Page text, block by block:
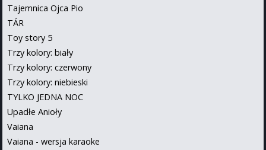
Tajemnica Ojca Pio
TÁR
Toy story 5
Trzy kolory: biały
Trzy kolory: czerwony
Trzy kolory: niebieski
TYLKO JEDNA NOC
Upadłe Anioły
Vaiana
Vaiana - wersja karaoke